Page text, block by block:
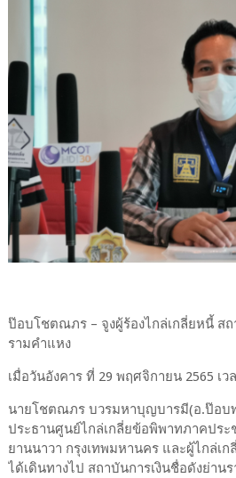
ป๊อบโชตณภร – จูงผู้ร้องไกล่เกลี่ยหนี้ ส
รามคำแหง
เมื่อวันอังคาร ที่ 29 พฤศจิกายน 2565 เ
นายโชตณภร บวรมหาบุญบารมี(อ.ป๊อบพ
ประธานศูนย์ไกล่เกลี่ยข้อพิพาทภาคปร
ยานนาวา กรุงเทพมหานคร และผู้ไกล่เ
ได้เดินทางไป สถาบันการเงินชื่อดังย่าน